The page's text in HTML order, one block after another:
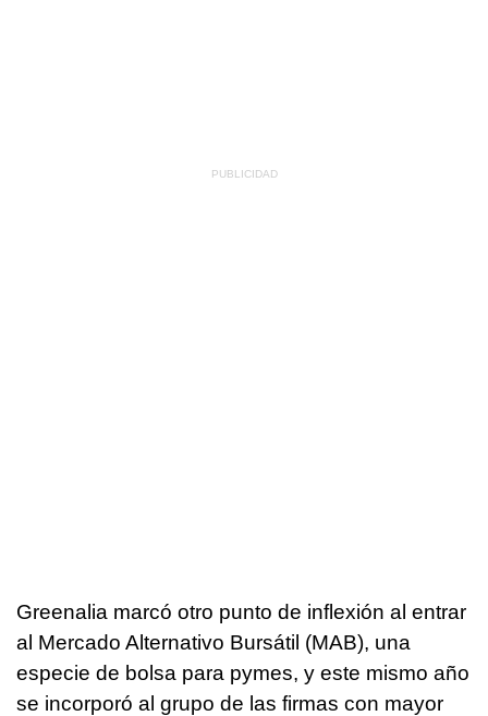
Greenalia marcó otro punto de inflexión al entrar
al Mercado Alternativo Bursátil (MAB), una
especie de bolsa para pymes, y este mismo año
se incorporó al grupo de las firmas con mayor